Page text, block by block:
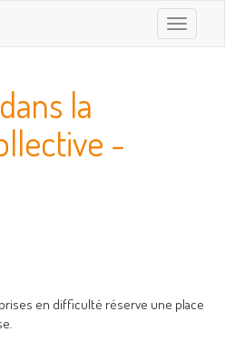
Toggle
la
-
en difficulté réserve une place